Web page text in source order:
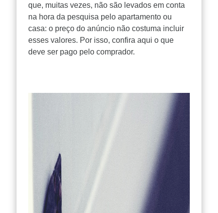
que, muitas vezes, não são levados em conta
na hora da pesquisa peloapartamento ou
casa: o preço do anúncio não costuma incluir
esses valores. Por isso, confira aqui o que
deve ser pago pelo comprador.